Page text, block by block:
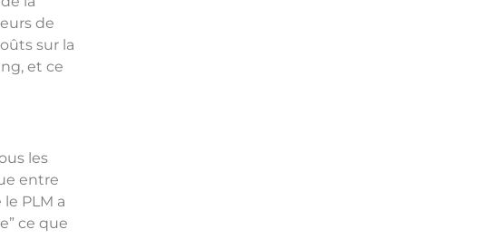
de
sur la
et ce
les
entre
PLM a
ce que